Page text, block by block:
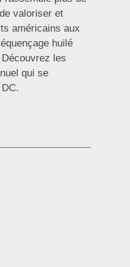
valoriser et
américains aux
huilé
les
qui se